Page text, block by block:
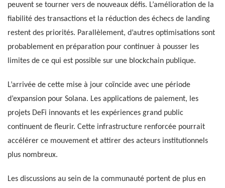
peuvent se tourner vers de nouveaux défis. L’amélioration de la
fiabilité des transactions et la réduction des échecs de landing
restent des priorités. Parallèlement, d’autres optimisations sont
probablement en préparation pour continuer à pousser les
limites de ce qui est possible sur une blockchain publique.
L’arrivée de cette mise à jour coïncide avec une période
d’expansion pour Solana. Les applications de paiement, les
projets DeFi innovants et les expériences grand public
continuent de fleurir. Cette infrastructure renforcée pourrait
accélérer ce mouvement et attirer des acteurs institutionnels
plus nombreux.
Les discussions au sein de la communauté portent de plus en